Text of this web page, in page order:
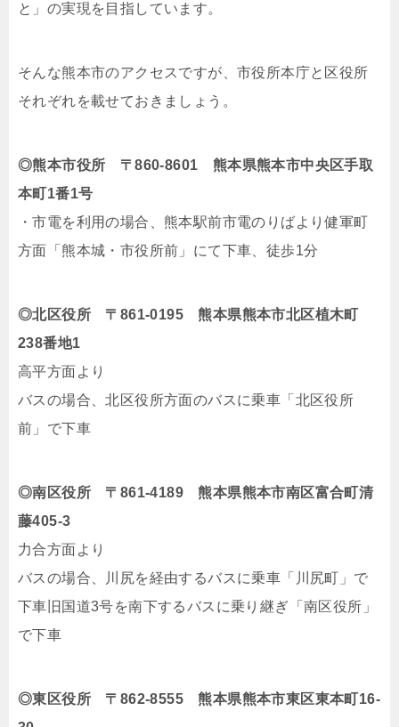
と」の実現を目指しています。
そんな熊本市のアクセスですが、市役所本庁と区役所
それぞれを載せておきましょう。
◎熊本市役所 〒860-8601 熊本県熊本市中央区手取
本町1番1号
・市電を利用の場合、熊本駅前市電のりばより健軍町
方面「熊本城・市役所前」にて下車、徒歩1分
◎北区役所 〒861-0195 熊本県熊本市北区植木町
238番地1
高平方面より
バスの場合、北区役所方面のバスに乗車「北区役所
前」で下車
◎南区役所 〒861-4189 熊本県熊本市南区富合町清
藤405-3
力合方面より
バスの場合、川尻を経由するバスに乗車「川尻町」で
下車旧国道3号を南下するバスに乗り継ぎ「南区役所」
で下車
◎東区役所 〒862-8555 熊本県熊本市東区東本町16-